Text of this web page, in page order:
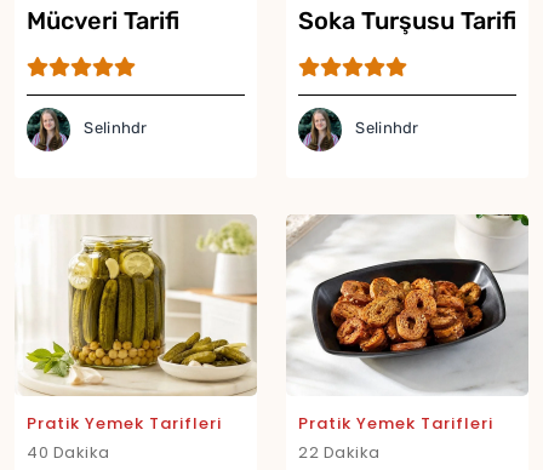
Mücveri Tarifi
Selinhdr
Soka Turşusu Tarifi
Selinhdr
Pratik Yemek Tarifleri
40 Dakika
Pratik Yemek Tarifleri
22 Dakika